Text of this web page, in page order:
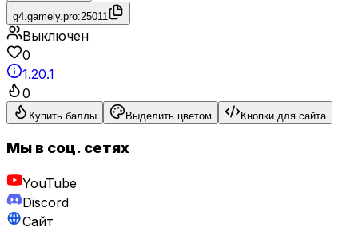
g4.gamely.pro:25011
Выключен
0
1.20.1
0
Купить баллы Выделить цветом Кнопки для сайта
Мы в соц. сетях
YouTube
Discord
Сайт